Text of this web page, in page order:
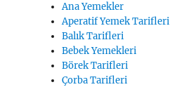
Ana Yemekler
Aperatif Yemek Tarifleri
Balık Tarifleri
Bebek Yemekleri
Börek Tarifleri
Çorba Tarifleri